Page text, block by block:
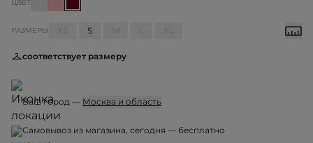
ЦВЕТ
РАЗМЕРЫ XS S M XL
соответствует размеру
Ваш город — Москва и область
Самовывоз из магазина, сегодня — бесплатно